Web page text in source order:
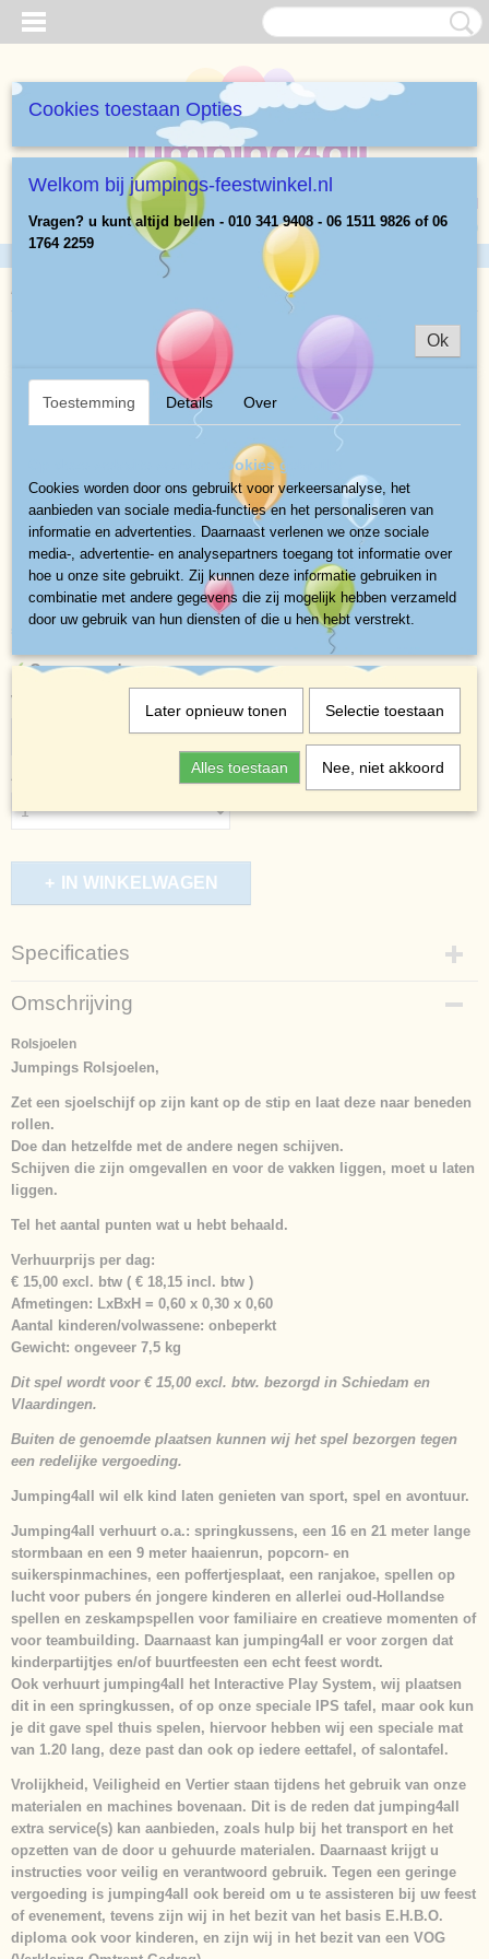
Registreren
Geen producten
(0)
Home Rolsjoelen
Rolsjoelen
€ 15,00
✓ Op voorraad
Vervoer
Aantal
IN WINKELWAGEN
Specificaties
Productcode
865-3721
Netto gewicht
7,50 Kg
125 x 60 x 30 cm
Omschrijving
Rolsjoelen
Jumpings Rolsjoelen,
Zet een sjoelschijf op zijn kant op de stip en laat deze naar beneden
rollen.
Doe dan hetzelfde met de andere negen schijven.
Schijven die zijn omgevallen en voor de vakken liggen, moet u laten
liggen.
Tel het aantal punten wat u hebt behaald.
Verhuurprijs per dag:
€ 15,00 excl. btw ( € 18,15 incl. btw )
Afmetingen: LxBxH = 0,60 x 0,30 x 0,60
Aantal kinderen/volwassene: onbeperkt
Gewicht: ongeveer 7,5 kg
Dit spel wordt voor € 15,00 excl. btw. bezorgd in Schiedam en
Vlaardingen.
Buiten de genoemde plaatsen kunnen wij het spel bezorgen tegen
een redelijke vergoeding.
Jumping4all wil elk kind laten genieten van sport, spel en avontuur.
Jumping4all verhuurt o.a.: springkussens, een 16 en 21 meter lange
stormbaan en een 9 meter haaienrun, popcorn- en
suikerspinmachines, een poffertjesplaat, een ranjakoe, spellen op
lucht voor pubers én jongere kinderen en allerlei oud-Hollandse
spellen en zeskampspellen voor familiaire en creatieve momenten of
voor teambuilding. Daarnaast kan jumping4all er voor zorgen dat
kinderpartijtjes en/of buurtfeesten een echt feest wordt.
Ook verhuurt jumping4all het Interactive Play System, wij plaatsen
dit in een springkussen, of op onze speciale IPS tafel, maar ook kun
je dit gave spel thuis spelen, hiervoor hebben wij een speciale mat
van 1.20 lang, deze past dan ook op iedere eettafel, of salontafel.
Vrolijkheid, Veiligheid en Vertier staan tijdens het gebruik van onze
materialen en machines bovenaan. Dit is de reden dat jumping4all
extra service(s) kan aanbieden, zoals hulp bij het transport en het
opzetten van de door u gehuurde materialen. Daarnaast krijgt u
instructies voor veilig en verantwoord gebruik. Tegen een geringe
vergoeding is jumping4all ook bereid om u te assisteren bij uw feest
of evenement, tevens zijn wij in het bezit van het basis E.H.B.O.
diploma ook voor kinderen, en zijn wij in het bezit van een VOG
Cookies toestaan Opties
Welkom bij jumpings-feestwinkel.nl
Vragen? u kunt altijd bellen - 010 341 9408 - 06 1511 9826 of 06
1764 2259
Ok
Toestemming Details Over
Op deze website worden cookies gebruikt
Cookies worden door ons gebruikt voor verkeersanalyse, het
aanbieden van sociale media-functies en het personaliseren van
informatie en advertenties. Daarnaast verlenen we onze sociale
media-, advertentie- en analysepartners toegang tot informatie over
hoe u onze site gebruikt. Zij kunnen deze informatie gebruiken in
combinatie met andere gegevens die zij mogelijk hebben verzameld
door uw gebruik van hun diensten of die u hen hebt verstrekt.
Later opnieuw tonen Selectie toestaan
Alles toestaan Nee, niet akkoord